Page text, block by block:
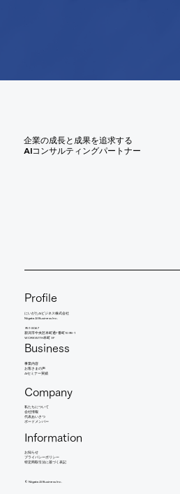
企業の成長と成果を追求する
AIコンサルティングパートナー
Profile
にいがたAIビジネス株式会社
Niigata AI Business Inc.
951-8067
新潟市中央区本町通7番町1098-1
WORKWITH本町 3F
Business
事業内容
​お客さまの声
AIセミナー実績
Company
​私たちについて
会社情報
​代表あいさつ
​ボードメンバー
Information
お知らせ​
​プライバシーポリシー
特定商取引法に基づく表記
©︎ Niigata AI Business Inc.